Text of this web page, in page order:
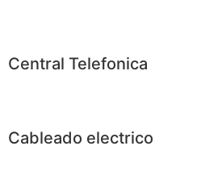
Central Telefonica
Cableado electrico